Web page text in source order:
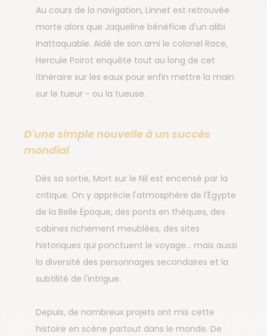
Au cours de la navigation, Linnet est retrouvée
morte alors que Jaqueline bénéficie d'un alibi
inattaquable. Aidé de son ami le colonel Race,
Hercule Poirot enquête tout au long de cet
itinéraire sur les eaux pour enfin mettre la main
sur le tueur - ou la tueuse.
D'une simple nouvelle à un succès
mondial
Dès sa sortie, Mort sur le Nil est encensé par la
critique. On y apprécie l'atmosphère de l'Égypte
de la Belle Époque, des ponts en thèques, des
cabines richement meublées, des sites
historiques qui ponctuent le voyage... mais aussi
la diversité des personnages secondaires et la
subtilité de l'intrigue.
Depuis, de nombreux projets ont mis cette
histoire en scène partout dans le monde. De